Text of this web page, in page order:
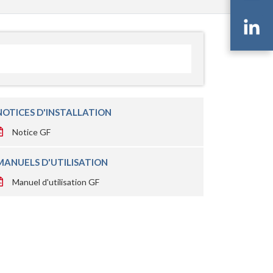
D'INSTALLATION
Notice GF
D'UTILISATION
Manuel d'utilisation GF